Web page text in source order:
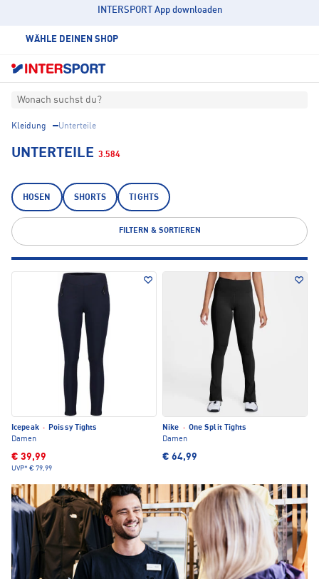
INTERSPORT App downloaden
WÄHLE DEINEN SHOP
Wonach suchst du?
Kleidung Unterteile
UNTERTEILE 3.584
HOSEN SHORTS TIGHTS
FILTERN & SORTIEREN
Icepeak ·
Poissy Tights
Damen
€ 39,99
UVP* € 79,99
Nike · One Split Tights
Damen
€ 64,99